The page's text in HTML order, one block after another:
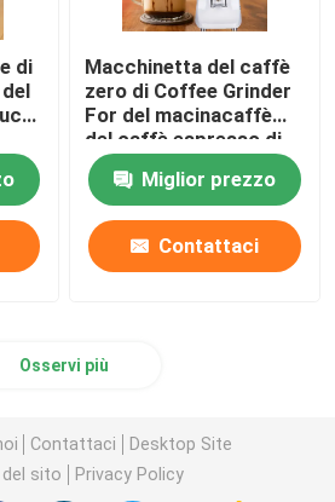
di
Macchinetta del caffè
zero di Coffee Grinder
For del macinacaffè
del caffè espresso di
conservazione
Miglior prezzo
Contattaci
Osservi più
Contattaci
Desktop Site
del sito
Privacy Policy